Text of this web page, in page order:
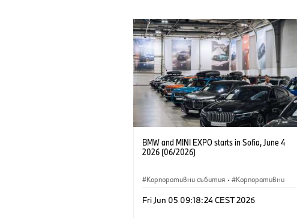
BMW and MINI EXPO starts in Sofia, June 4
2026 (06/2026)
Корпоративни събития · Корпоративни
Fri Jun 05 09:18:24 CEST 2026